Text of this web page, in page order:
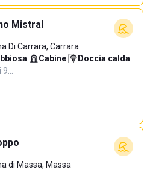
Mistral
Di Carrara, Carrara
· Cabine· Doccia calda·
di Massa, Massa